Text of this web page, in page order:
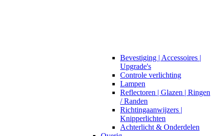
Bevestiging | Accessoires |
Upgrade's
Controle verlichting
Lampen
Reflectoren | Glazen | Ringen
/ Randen
Richtingaanwijzers |
Knipperlichten
Achterlicht & Onderdelen